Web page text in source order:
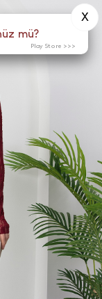
mü?
X
Play Store >>>